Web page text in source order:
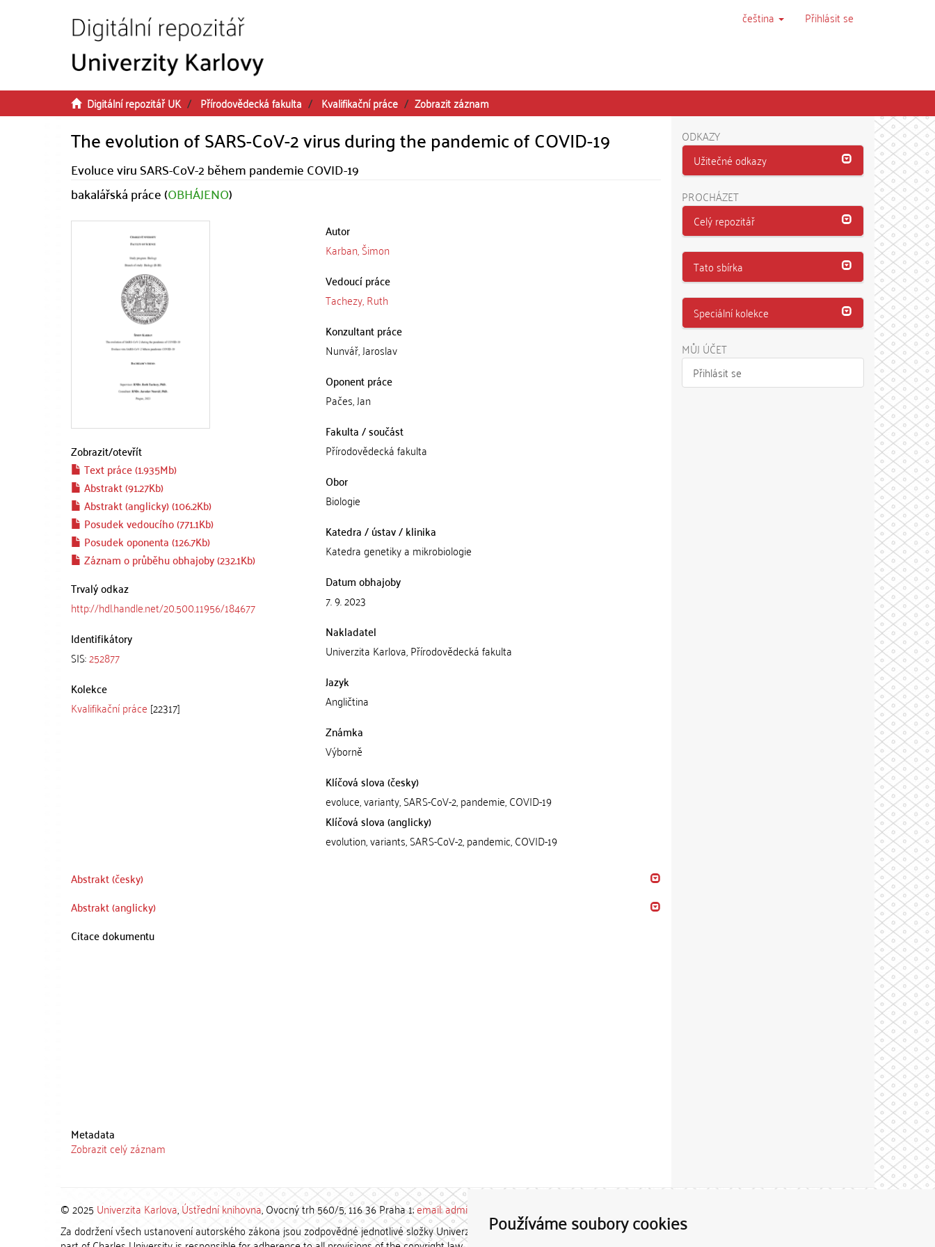
Používáme soubory cookies
čeština Přihlásit se
Digitální repozitář UK Přírodovědecká fakulta Kvalifikační práce Zobrazit záznam
The evolution of SARS-CoV-2 virus during the pandemic of COVID-19
Evoluce viru SARS-CoV-2 během pandemie COVID-19
bakalářská práce (OBHÁJENO)
Zobrazit/otevřít
Text práce (1.935Mb)
Abstrakt (91.27Kb)
Abstrakt (anglicky) (106.2Kb)
Posudek vedoucího (771.1Kb)
Posudek oponenta (126.7Kb)
Záznam o průběhu obhajoby (232.1Kb)
Trvalý odkaz
http://hdl.handle.net/20.500.11956/184677
Identifikátory
SIS:252877
Kolekce
Kvalifikační práce [22317]
Autor
Karban, Šimon
Vedoucí práce
Tachezy, Ruth
Konzultant práce
Nunvář, Jaroslav
Oponent práce
Pačes, Jan
Fakulta / součást
Přírodovědecká fakulta
Obor
Biologie
Katedra / ústav / klinika
Katedra genetiky a mikrobiologie
Datum obhajoby
7. 9. 2023
Nakladatel
Univerzita Karlova, Přírodovědecká fakulta
Jazyk
Angličtina
Známka
Výborně
Klíčová slova (česky)
evoluce, varianty, SARS-CoV-2, pandemie, COVID-19
Klíčová slova (anglicky)
evolution, variants, SARS-CoV-2, pandemic, COVID-19
Abstrakt (česky)
Abstrakt (anglicky)
Citace dokumentu
Metadata
Zobrazit celý záznam
ODKAZY
Užitečné odkazy
PROCHÁZET
Celý repozitář
Tato sbírka
Speciální kolekce
MŮJ ÚČET
Přihlásit se
© 2025 Univerzita Karlova,Ústřední knihovna, Ovocný trh 560/5, 116 36 Praha 1;email: admin-repozitar [at] cuni.cz
Za dodržení všech ustanovení autorského zákona jsou zodpovědné jednotlivé složky Univerzity Karlovy. / Each constituent